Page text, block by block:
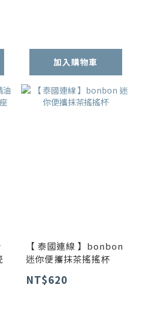
加入購物車
【 泰國連線 】bonbon
迷你便攜抹茶搖搖杯
NT$620